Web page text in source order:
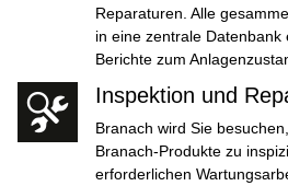
Reparaturen. Alle
in eine zentrale
Berichte zum
Inspektion und
Branach wird Sie
Branach-Produkte zu
erforderlichen